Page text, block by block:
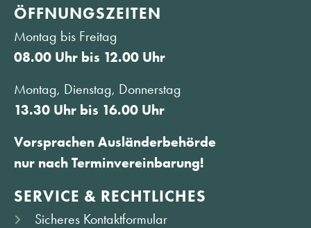
ÖFFNUNGS­ZEITEN
Montag bis Freitag
08.00 Uhr bis 12.00 Uhr
Montag, Dienstag, Donnerstag
13.30 Uhr bis 16.00 Uhr
Vorsprachen Ausländerbehörde
nur nach Terminvereinbarung!
SERVICE & RECHTLICHES
Sicheres Kontaktformular